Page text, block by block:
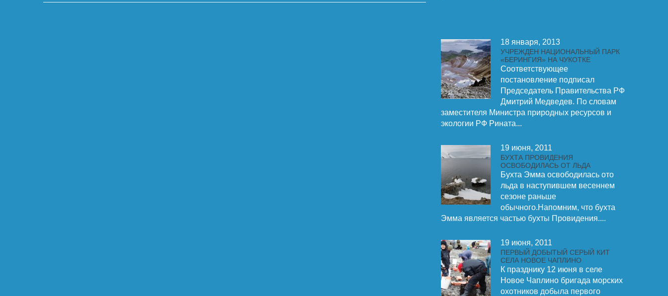
18 января, 2013
УЧРЕЖДЕН НАЦИОНАЛЬНЫЙ ПАРК
«БЕРИНГИЯ» НА ЧУКОТКЕ
Соответствующее
постановление подписал
Председатель Правительства РФ
Дмитрий Медведев. По словам
заместителя Министра природных ресурсов и
экологии РФ Рината...
19 июня, 2011
БУХТА ПРОВИДЕНИЯ
ОСВОБОДИЛАСЬ ОТ ЛЬДА
Бухта Эмма освободилась ото
льда в наступившем весеннем
сезоне раньше
обычного.Напомним, что бухта
Эмма является частью бухты Провидения....
19 июня, 2011
ПЕРВЫЙ ДОБЫТЫЙ СЕРЫЙ КИТ
СЕЛА НОВОЕ ЧАПЛИНО
К празднику 12 июня в селе
Новое Чаплино бригада морских
охотников добыла первого